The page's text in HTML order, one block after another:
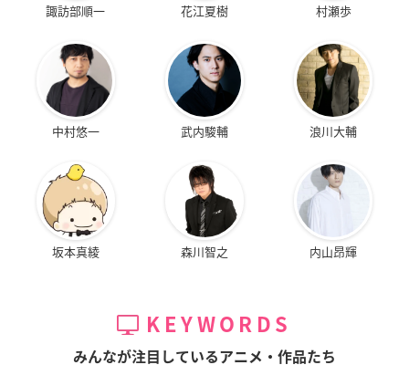
諏訪部順一 花江夏樹 村瀬歩
中村悠一 武内駿輔 浪川大輔
坂本真綾 森川智之 内山昂輝
KEYWORDS
みんなが注目しているアニメ・作品たち